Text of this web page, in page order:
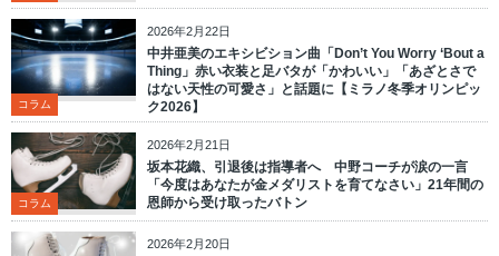
2026年2月22日
コラム
中井亜美のエキシビション曲「Don’t You Worry ‘Bout a
Thing」赤い衣装と足バタが「かわいい」「あざとさで
はない天性の可愛さ」と話題に【ミラノ冬季オリンピッ
ク2026】
2026年2月21日
コラム
坂本花織、引退後は指導者へ 中野コーチが涙の一言
「今度はあなたが金メダリストを育てなさい」21年間の
恩師から受け取ったバトン
2026年2月20日